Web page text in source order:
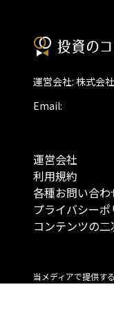
運営会社: 株式会
Email:
運営会社
利用規約
各種お問い合わ
プライバシーポ
コンテンツの
当メディアで提供す